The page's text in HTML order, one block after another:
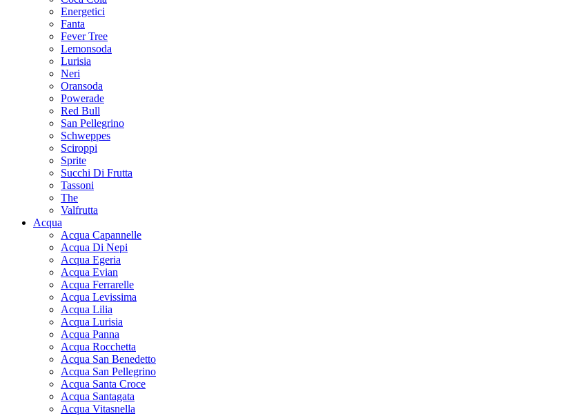
Energetici
Fanta
Fever Tree
Lemonsoda
Lurisia
Neri
Oransoda
Powerade
Red Bull
San Pellegrino
Schweppes
Sciroppi
Sprite
Succhi Di Frutta
Tassoni
The
Valfrutta
Acqua
Acqua Capannelle
Acqua Di Nepi
Acqua Egeria
Acqua Evian
Acqua Ferrarelle
Acqua Levissima
Acqua Lilia
Acqua Lurisia
Acqua Panna
Acqua Rocchetta
Acqua San Benedetto
Acqua San Pellegrino
Acqua Santa Croce
Acqua Santagata
Acqua Vitasnella